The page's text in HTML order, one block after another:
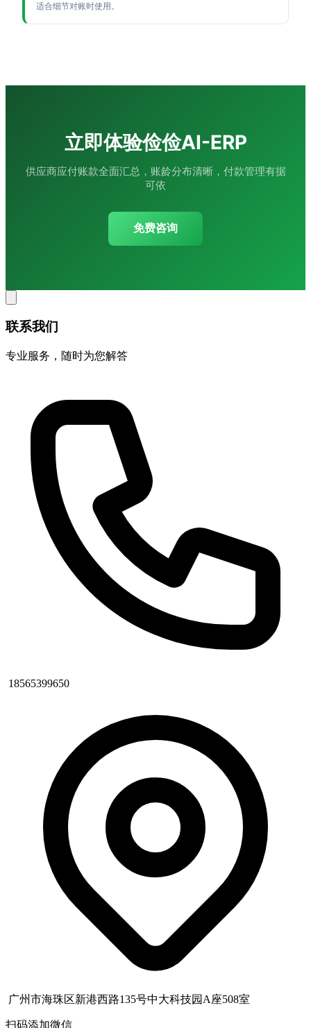
适合细节对账时使用。
立即体验俭俭AI-ERP
供应商应付账款全面汇总，账龄分布清晰，付款管理有据
可依
免费咨询
联系我们
专业服务，随时为您解答
18565399650
广州市海珠区新港西路135号中大科技园A座508室
扫码添加微信